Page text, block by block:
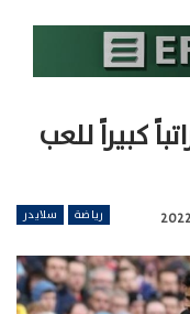
كبيراً للعب
رياضة سلايدر